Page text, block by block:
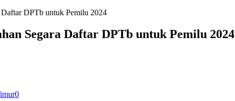
DPTb untuk Pemilu 2024
Segara Daftar DPTb untuk Pemilu 2024
0